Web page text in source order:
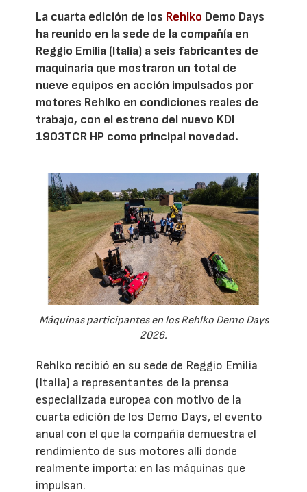
La cuarta edición de los Rehlko Demo Days
ha reunido en la sede de la compañía en
Reggio Emilia (Italia) a seis fabricantes de
maquinaria que mostraron un total de
nueve equipos en acción impulsados por
motores Rehlko en condiciones reales de
trabajo, con el estreno del nuevo KDI
1903TCR HP como principal novedad.
Máquinas participantes en los Rehlko Demo Days
2026.
Rehlko recibió en su sede de Reggio Emilia
(Italia) a representantes de la prensa
especializada europea con motivo de la
cuarta edición de los Demo Days, el evento
anual con el que la compañía demuestra el
rendimiento de sus motores allí donde
realmente importa: en las máquinas que
impulsan.